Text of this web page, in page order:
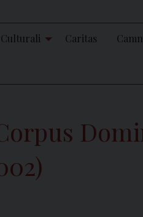
Culturali Caritas